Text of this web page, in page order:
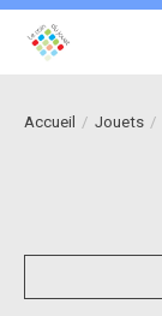
Accueil / Jouets /